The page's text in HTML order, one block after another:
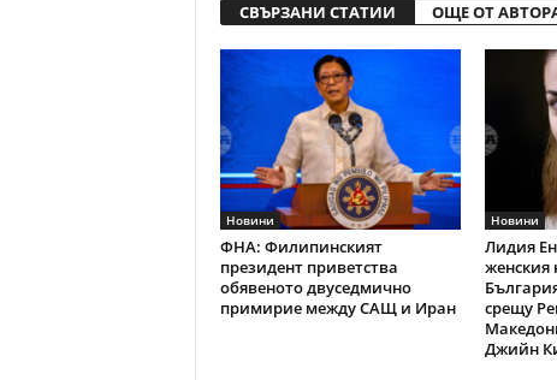
СВЪРЗАНИ СТАТИИ ОЩЕ ОТ
Новини
ФНА: Филипинският
президент приветства
обявеното двуседмично
примирие между САЩ и Иран
Новини
Лидия
женския
срещу
Джийн